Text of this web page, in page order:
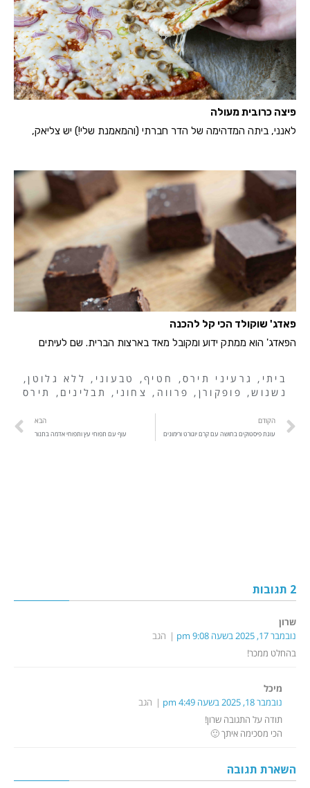
פיצה כרובית מעולה
לאנני, ביתה המדהימה של הדר חברתי (והמאמנת שלי!) יש צליאק,
פאדג' שוקולד הכי קל להכנה
הפאדג' הוא ממתק ידוע ומקובל מאד בארצות הברית. שם לעיתים
ביתי , גרעיני תירס, חטיף, טבעוני , ללא גלוטן,
נשנוש, פופקורן , פרווה , צחוני , תבלינים , תירס
הקודם
עוגת פיסטוקים בחושה עם קרם יוגורט ורימונים
הבא
עוף עם תפוחי עץ ותפוחי אדמה בתנור
2 תגובות
שרון
נובמבר 17, 2025 בשעה 9:08 pm
הגב
בהחלט ממכר!
מיכל
נובמבר 18, 2025 בשעה 4:49 pm
הגב
תודה על התגובה שרון!
הכי מסכימה איתך 🙂
השארת תגובה